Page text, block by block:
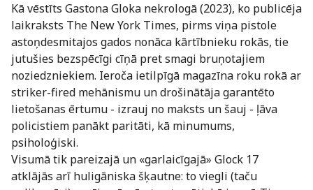
Kā vēstīts Gastona Gloka nekrologā (2023), ko publicēja
laikraksts The New York Times, pirms viņa pistole
astoņdesmitajos gados nonāca kārtībnieku rokās, tie
jutušies bezspēcīgi cīņā pret smagi bruņotajiem
noziedzniekiem. Ieroča ietilpīgā magazīna roku rokā ar
striker-fired mehānismu un drošinātāja garantēto
lietošanas ērtumu - izrauj no maksts un šauj - ļāva
policistiem panākt paritāti, kā minumums,
psiholoģiski.
Visumā tik pareizajā un «garlaicīgajā» Glock 17
atklājās arī huligāniska šķautne: to viegli (taču